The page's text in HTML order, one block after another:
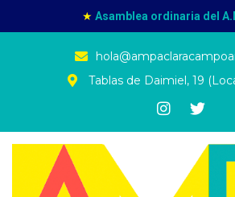
★ Asamblea ordinaria del
Tablas de Daimiel, 19